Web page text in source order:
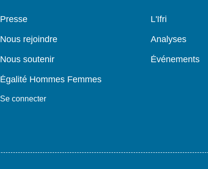
Pied
Presse
Nous rejoindre
Nous soutenir
Égalité Hommes Femmes
Se connecter
Navigation
L'Ifri
Analyses
Événements